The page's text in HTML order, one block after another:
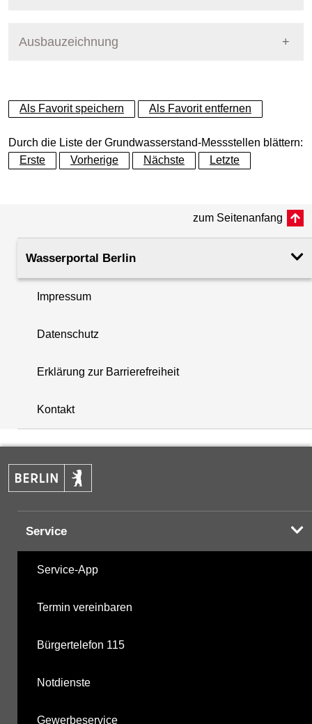
Dynamische Grafik
Ausprägung GW-Stand
Grundwasserleiter lokal ausgebildeter
Rohroberkante
(m ü. NHN)
42.67
Filteroberkante
(m u. GOK)
+
+
−
Ausbauzeichnung
Als Favorit speichern Als Favorit entfernen
Durch die Liste der Grundwasserstand-Messstellen blättern:
Erste
Vorherige Nächste Letzte
zum Seitenanfang
Wasserportal Berlin
Impressum
Datenschutz
Erklärung zur Barrierefreiheit
Kontakt
Service
Service-App
Termin vereinbaren
Bürgertelefon 115
Notdienste
Gewerbeservice